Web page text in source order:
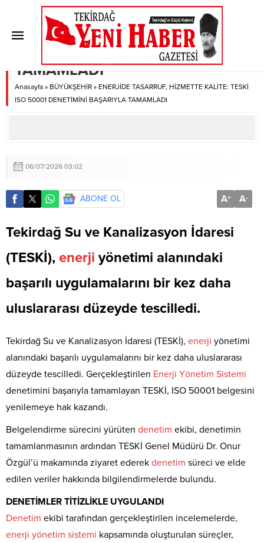
ENERJİDE TASARRUF, HİZMETTE
KALİTE: TESKİ ISO 50001
DENETİMİNİ BAŞARIYLA
TAMAMLADI
Anasayfa » BÜYÜKŞEHİR » ENERJİDE TASARRUF, HİZMETTE KALİTE: TESKİ
ISO 50001 DENETİMİNİ BAŞARIYLA TAMAMLADI
06/07/2026 03:02
ABONE OL A+ A-
Tekirdağ Su ve Kanalizasyon İdaresi
(TESKİ), enerji yönetimi alanındaki
başarılı uygulamalarını bir kez daha
uluslararası düzeyde tescilledi.
Tekirdağ Su ve Kanalizasyon İdaresi (TESKİ), enerji yönetimi
alanındaki başarılı uygulamalarını bir kez daha uluslararası
düzeyde tescilledi. Gerçekleştirilen Enerji Yönetim Sistemi
denetimini başarıyla tamamlayan TESKİ, ISO 50001 belgesini
yenilemeye hak kazandı.
Belgelendirme sürecini yürüten denetim ekibi, denetimin
tamamlanmasının ardından TESKİ Genel Müdürü Dr. Onur
Özgül’ü makamında ziyaret ederek denetim süreci ve elde
edilen veriler hakkında bilgilendirmelerde bulundu.
DENETİMLER TİTİZLİKLE UYGULANDI
Denetim ekibi tarafından gerçekleştirilen incelemelerde,
enerji yönetim sistemi kapsamında oluşturulan süreçler,